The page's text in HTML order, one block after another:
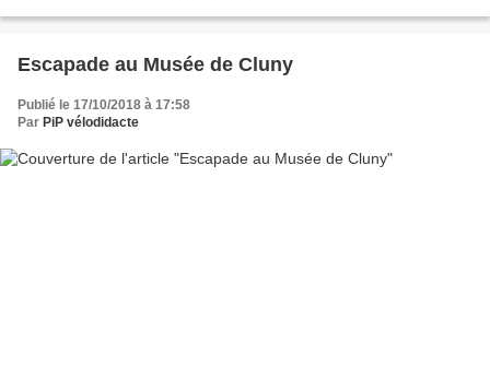
Escapade au Musée de Cluny
Publié le 17/10/2018 à 17:58
Par PiP vélodidacte